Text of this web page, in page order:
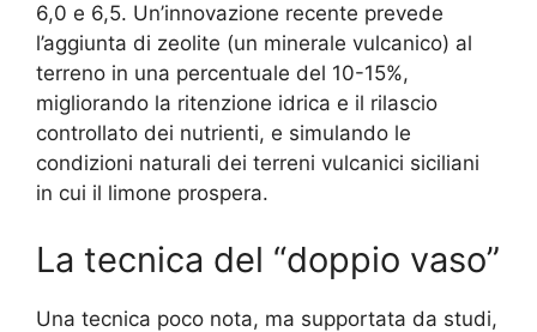
6,0 e 6,5. Un’innovazione recente prevede
l’aggiunta di zeolite (un minerale vulcanico) al
terreno in una percentuale del 10-15%,
migliorando la ritenzione idrica e il rilascio
controllato dei nutrienti, e simulando le
condizioni naturali dei terreni vulcanici siciliani
in cui il limone prospera.
La tecnica del “doppio vaso”
Una tecnica poco nota, ma supportata da studi,